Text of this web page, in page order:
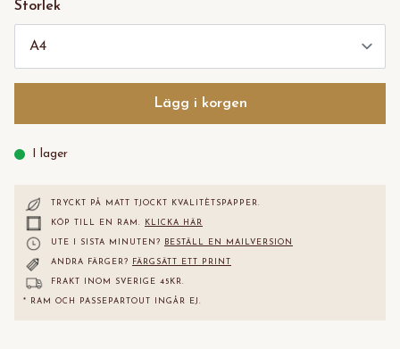
Storlek
Lägg i korgen
I lager
TRYCKT PÅ MATT TJOCKT KVALITÈTS PAPPER.
KÖP TILL EN RAM. KLICKA HÄR
UTE I SISTA MINUTEN? BESTÄLL EN MAILVERSION
ANDRA FÄRGER? FÄRGSÄTT ETT PRINT
FRAKT INOM SVERIGE 45KR.
* RAM OCH PASSEPARTOUT INGÅR EJ.